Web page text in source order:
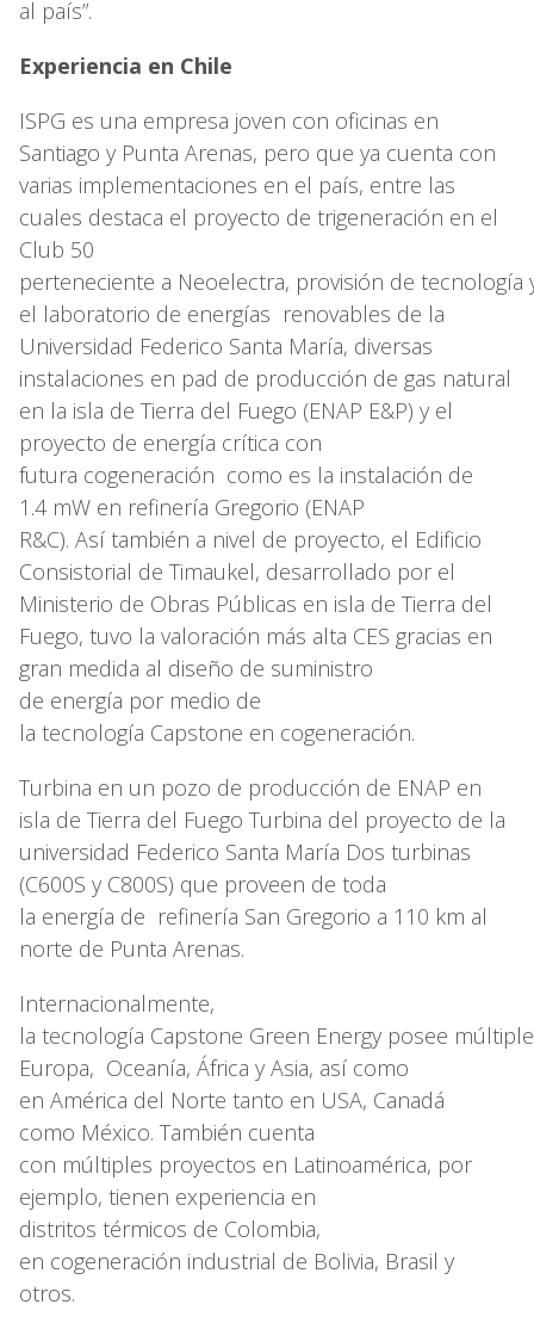
al país”.
Experiencia en Chile
ISPG es una empresa joven con oficinas en
Santiago y Punta Arenas, pero que ya cuenta con
varias implementaciones en el país, entre las
cuales destaca el proyecto de trigeneración en el
Club 50
perteneciente a Neoelectra, provisión de tecnología
el laboratorio de energías renovables de la
Universidad Federico Santa María, diversas
instalaciones en pad de producción de gas natural
en la isla de Tierra del Fuego (ENAP E&P) y el
proyecto de energía crítica con
futura cogeneración como es la instalación de
1.4 mW en refinería Gregorio (ENAP
R&C). Así también a nivel de proyecto, el Edificio
Consistorial de Timaukel, desarrollado por el
Ministerio de Obras Públicas en isla de Tierra del
Fuego, tuvo la valoración más alta CES gracias en
gran medida al diseño de suministro
de energía por medio de
la tecnología Capstone en cogeneración.
Turbina en un pozo de producción de ENAP en
isla de Tierra del Fuego Turbina del proyecto de la
universidad Federico Santa María Dos turbinas
(C600S y C800S) que proveen de toda
la energía de refinería San Gregorio a 110 km al
norte de Punta Arenas.
Internacionalmente,
la tecnología Capstone Green Energy posee
Europa, Oceanía, África y Asia, así como
en América del Norte tanto en USA, Canadá
como México. También cuenta
con múltiples proyectos en Latinoamérica, por
ejemplo, tienen experiencia en
distritos térmicos de Colombia,
en cogeneración industrial de Bolivia, Brasil y
otros.